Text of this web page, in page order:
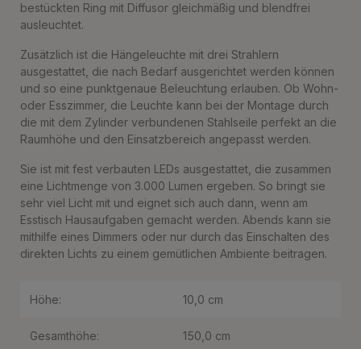
bestückten Ring mit Diffusor gleichmäßig und blendfrei
ausleuchtet.
Zusätzlich ist die Hängeleuchte mit drei Strahlern
ausgestattet, die nach Bedarf ausgerichtet werden können
und so eine punktgenaue Beleuchtung erlauben. Ob Wohn-
oder Esszimmer, die Leuchte kann bei der Montage durch
die mit dem Zylinder verbundenen Stahlseile perfekt an die
Raumhöhe und den Einsatzbereich angepasst werden.
Sie ist mit fest verbauten LEDs ausgestattet, die zusammen
eine Lichtmenge von 3.000 Lumen ergeben. So bringt sie
sehr viel Licht mit und eignet sich auch dann, wenn am
Esstisch Hausaufgaben gemacht werden. Abends kann sie
mithilfe eines Dimmers oder nur durch das Einschalten des
direkten Lichts zu einem gemütlichen Ambiente beitragen.
Höhe: 10,0 cm
Gesamthöhe: 150,0 cm